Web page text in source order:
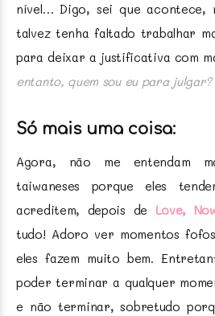
nível… Digo, sei que acontece,
talvez tenha faltado trabalhar
para deixar a justificativa com
entanto, quem sou eu para
Só mais uma coisa:
Agora, não me entendam
taiwaneses porque eles
acreditem, depois de Love,
tudo! Adoro ver momentos
eles fazem muito bem.
poder terminar a qualquer
e não terminar, sobretudo